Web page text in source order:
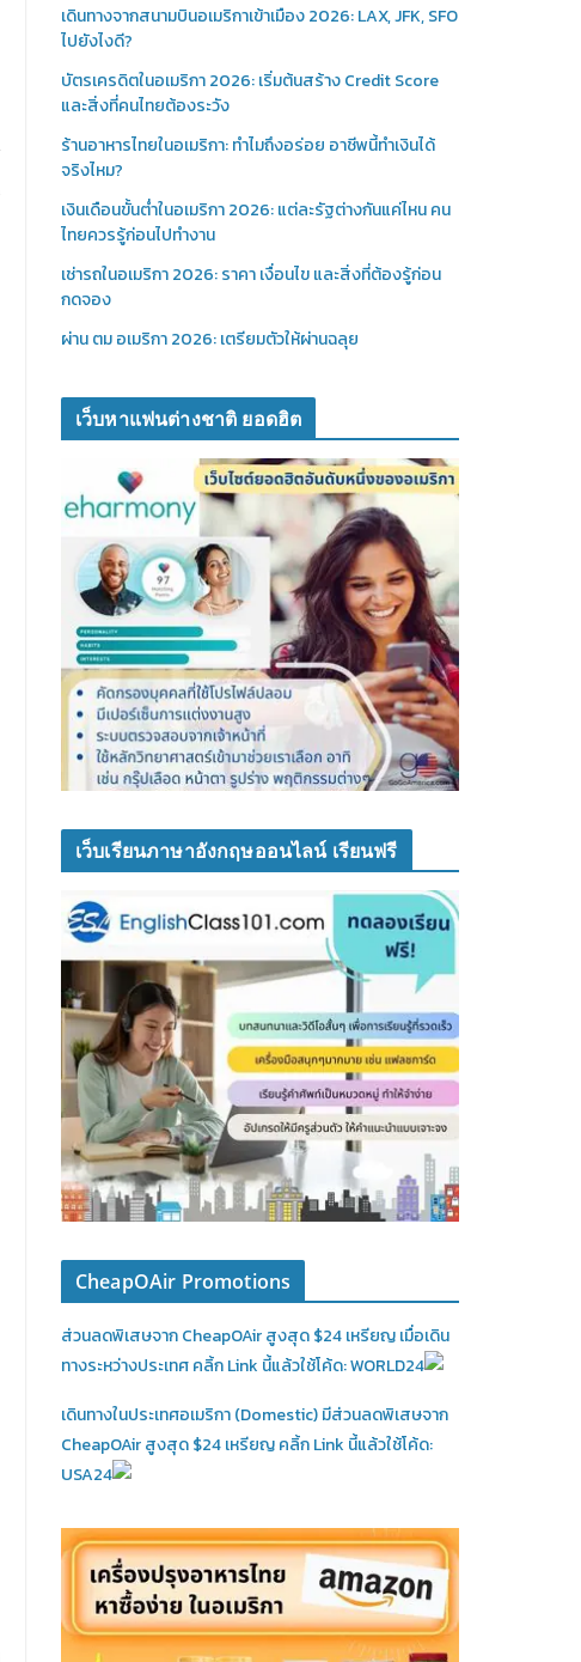
เดินทางจากสนามบินอเมริกาเข้าเมือง 2026: LAX, JFK, SFO
ไปยังไงดี?
บัตรเครดิตในอเมริกา 2026: เริ่มต้นสร้าง Credit Score
และสิ่งที่คนไทยต้องระวัง
ร้านอาหารไทยในอเมริกา: ทำไมถึงอร่อย อาชีพนี้ทำเงินได้
จริงไหม?
เงินเดือนขั้นต่ำในอเมริกา 2026: แต่ละรัฐต่างกันแค่ไหน คน
ไทยควรรู้ก่อนไปทำงาน
เช่ารถในอเมริกา 2026: ราคา เงื่อนไข และสิ่งที่ต้องรู้ก่อน
กดจอง
ผ่าน ตม อเมริกา 2026: เตรียมตัวให้ผ่านฉลุย
เว็บหาแฟนต่างชาติ ยอดฮิต
เว็บเรียนภาษาอังกฤษออนไลน์ เรียนฟรี
CheapOAir Promotions
ส่วนลดพิเสษจาก CheapOAir สูงสุด $24 เหรียญ เมื่อเดิน
ทางระหว่างประเทศ คลิ้ก Link นี้แล้วใช้โค้ด: WORLD24
เดินทางในประเทศอเมริกา (Domestic)มีส่วนลดพิเสษจาก
CheapOAir สูงสุด $24 เหรียญ คลิ้ก Link นี้แล้วใช้โค้ด:
USA24